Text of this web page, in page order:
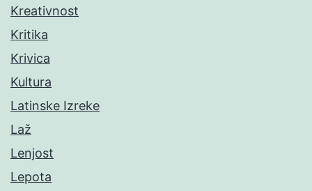
Kreativnost
Kritika
Krivica
Kultura
Latinske Izreke
Laž
Lenjost
Lepota